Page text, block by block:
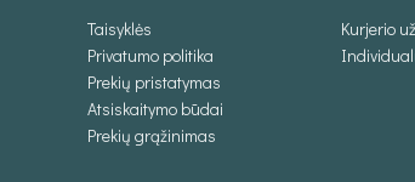
Taisyklės
Privatumo politika
Prekių pristatymas
Atsiskaitymo būdai
Prekių grąžinimas
Kurjerio